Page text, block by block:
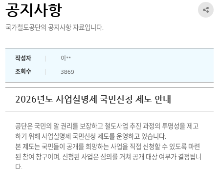
기
공지사항
국가철도공단의 공지사항 자료입니다.
공
작성자
이**
조회수
3869
2026년도 사업실명제 국민신청 제도 안내
공단은 국민의 알 권리를 보장하고 철도사업 추진 과정의 투명성을 제고
하기 위해 사업실명제 국민신청 제도를 운영하고 있습니다.
본 제도는 국민들이 공개를 희망하는 사업을 직접 신청할 수 있도록 마련
된 참여 창구이며, 신청된 사업은 심의를 거쳐 공개 대상 여부가 결정됩니